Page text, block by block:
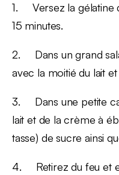
1. Versez la gélatine
15 minutes.
2. Dans un grand
avec la moitié du lait
3. Dans une petite
lait et de la crème à
tasse) de sucre ainsi
4. Retirez du feu et